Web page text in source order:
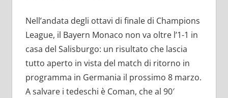
Nell’andata degli ottavi di finale di Champions
League, il Bayern Monaco non va oltre l’1-1 in
casa del Salisburgo: un risultato che lascia
tutto aperto in vista del match di ritorno in
programma in Germania il prossimo 8 marzo.
A salvare i tedeschi è Coman, che al 90′